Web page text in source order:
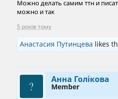
Можно делать самим ттн и
можно и так
5 років тому
Анастасия Путинцева likes
Анна Голікова
Member